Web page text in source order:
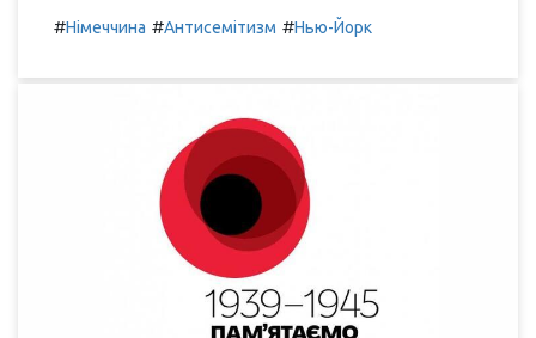
#Німеччина #Антисемітизм #Нью-Йорк